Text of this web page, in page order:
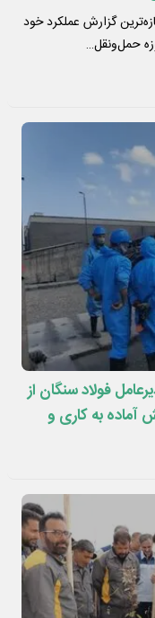
گزارش عملکرد خود
حمل‌ونقل…
مدیرعامل فولاد سنگان از
آماده به کاری و